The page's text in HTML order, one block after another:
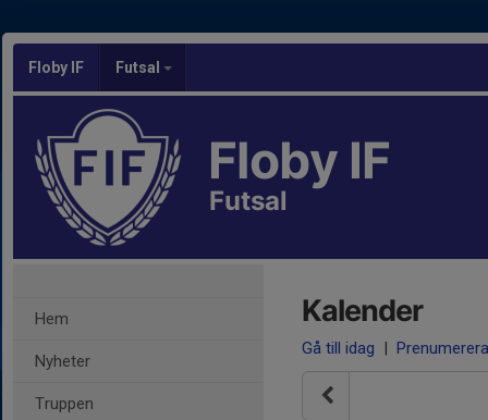
Floby IF Futsal
Floby IF
Futsal
Hem
Nyheter
Truppen
Kalender
Gå till idag | Prenumerera